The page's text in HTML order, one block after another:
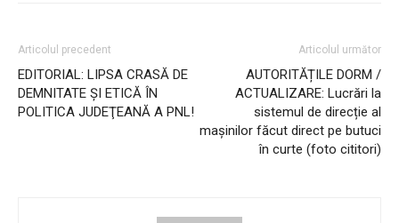
Articolul precedent
EDITORIAL: LIPSA CRASĂ DE
DEMNITATE ŞI ETICĂ ÎN
POLITICA JUDEŢEANĂ A PNL!
Articolul următor
AUTORITĂȚILE DORM /
ACTUALIZARE: Lucrări la
sistemul de direcție al
mașinilor făcut direct pe butuci
în curte (foto cititori)